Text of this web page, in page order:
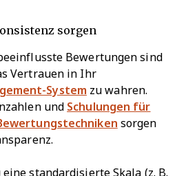
sorgen
Bewertungen sind
Vertrauen in Ihr
System zu wahren.
und Schulungen für
sorgen
standardisierte Skala (z. B.